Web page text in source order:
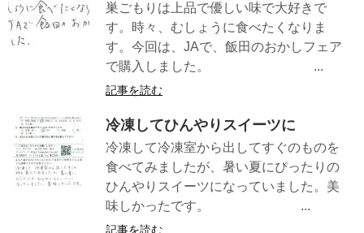
巣ごもりは上品で優しい味で大好きで
す。時々、むしょうに食べたくなりま
す。今回は、JAで、飯田のおかしフェア
で購入しました。 ...
記事を読む
冷凍してひんやりスイーツに
冷凍して冷凍室から出してすぐのものを
食べてみましたが、暑い夏にぴったりの
ひんやりスイーツになっていました。美
味しかったです。 ...
記事を読む